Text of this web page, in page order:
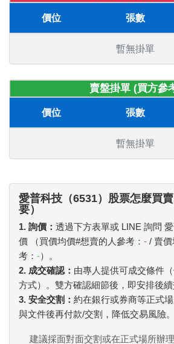
價位 張數
暫無掛單
賣盤掛單 (買方參
價位 張數
暫無掛單
愛普科技（6531）股票怎麼買
要）
1. 詢價： 透過下方表單或 LINE 詢問
價 （買價均價#想賣的人參考： - / 賣
考： -）。
2. 成交確認： 由專人提供可成交條件
方式）。雙方確認細節後，即安排後續
3. 安全交割： 約在銀行或券商等正式
與文件後再付款/交割，降低交易風險。
建議採面對面交割或在正式場所辦理